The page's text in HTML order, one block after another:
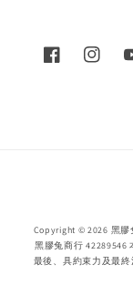
Copyright © 2026 黑
黑膠兔商行 42289546
最後、具約束力及最